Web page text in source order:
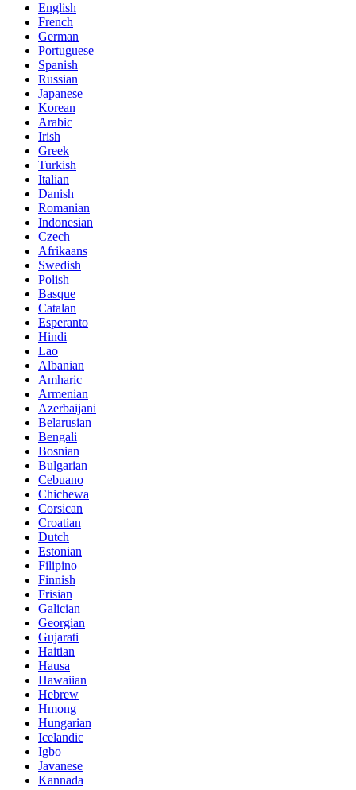
English
French
German
Portuguese
Spanish
Russian
Japanese
Korean
Arabic
Irish
Greek
Turkish
Italian
Danish
Romanian
Indonesian
Czech
Afrikaans
Swedish
Polish
Basque
Catalan
Esperanto
Hindi
Lao
Albanian
Amharic
Armenian
Azerbaijani
Belarusian
Bengali
Bosnian
Bulgarian
Cebuano
Chichewa
Corsican
Croatian
Dutch
Estonian
Filipino
Finnish
Frisian
Galician
Georgian
Gujarati
Haitian
Hausa
Hawaiian
Hebrew
Hmong
Hungarian
Icelandic
Igbo
Javanese
Kannada